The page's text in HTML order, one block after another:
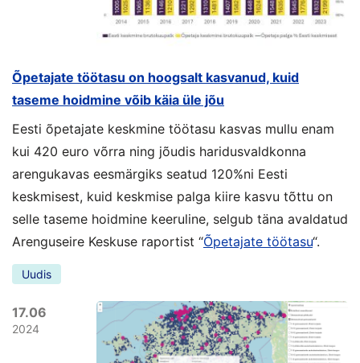
Õpetajate töötasu on hoogsalt kasvanud, kuid
taseme hoidmine võib käia üle jõu
Eesti õpetajate keskmine töötasu kasvas mullu enam
kui 420 euro võrra ning jõudis haridusvaldkonna
arengukavas eesmärgiks seatud 120%ni Eesti
keskmisest, kuid keskmise palga kiire kasvu tõttu on
selle taseme hoidmine keeruline, selgub täna avaldatud
Arenguseire Keskuse raportist “Õpetajate töötasu“.
Uudis
17.06
2024